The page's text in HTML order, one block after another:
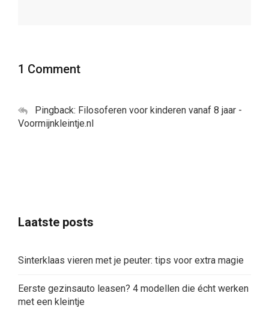
1 Comment
Pingback: Filosoferen voor kinderen vanaf 8 jaar -
Voormijnkleintje.nl
Laatste posts
Sinterklaas vieren met je peuter: tips voor extra magie
Eerste gezinsauto leasen? 4 modellen die écht werken
met een kleintje